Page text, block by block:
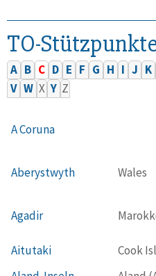
TO-
A B C D E F G H I J K
V W X Y Z
A Coruna
Aberystwyth Wales
Agadir
Aitutaki
Cook